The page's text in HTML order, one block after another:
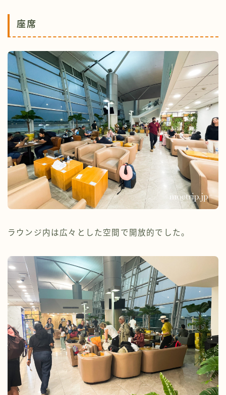
座席
ラウンジ内は広々とした空間で開放的でした。